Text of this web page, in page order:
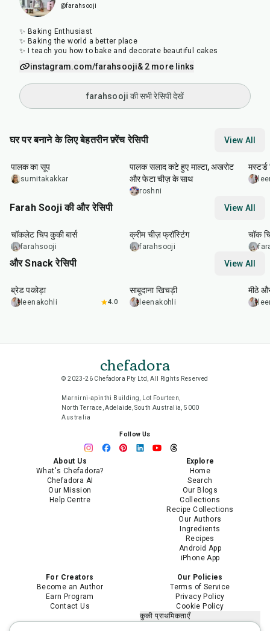
@farahsooji
✨ Baking Enthusiast
✨ Baking the world a better place
✨ I teach you how to bake and decorate beautiful cakes
instagram.com/farahsooji& 2 more links
farahsooji की सभी रेसिपी देखें
घर पर बनाने के लिए बेहतरीन फ़्रेंच रेसिपी View All
min
पालक का सूप
sumitakakkar
पालक सलाद कटे हुए माल्टा, अखरोट
और फेटा चीज़ के साथ
roshni
Farah Sooji की और रेसिपी View All
चॉकलेट चिप कुकी बार्स
farahsooji
क्रीम चीज़ फ्रॉस्टिंग
farahsooji
चॉक
और Snack रेसिपी View All
15
ब्रेड पकोड़ा
leenakohli 4.0
साबूदाना खिचड़ी
leenakohli
मीठे
chefadora
© 2023-26 Chefadora Pty Ltd, All Rights Reserved
Marnirni-apinthi Building, Lot Fourteen,
North Terrace, Adelaide, South Australia, 5000
Australia
Follow Us
About Us
What's Chefadora?
Chefadora AI
Our Mission
Help Centre
Explore
Home
Search
Our Blogs
Collections
Recipe Collections
Our Authors
Ingredients
Recipes
Android App
iPhone App
For Creators
Become an Author
Earn Program
Contact Us
Our Policies
Terms of Service
Privacy Policy
Cookie Policy
कुकी प्राथमिकताएँ